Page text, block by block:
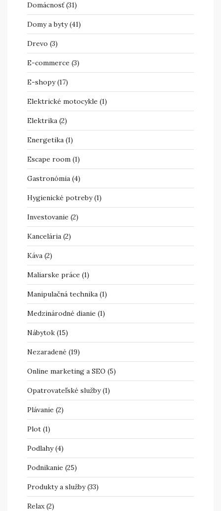
Domácnosť(31)
Domy a byty(41)
Drevo (3)
E-commerce (3)
E-shopy(17)
Elektrické motocykle (1)
Elektrika (2)
Energetika (1)
Escape room (1)
Gastronómia (4)
Hygienické potreby(1)
Investovanie (2)
Kancelária (2)
Káva (2)
Maliarske práce (1)
Manipulačná technika (1)
Medzinárodné dianie (1)
Nábytok (15)
Nezaradené (19)
Online marketing a SEO (5)
Opatrovateľské služby(1)
Plávanie (2)
Plot (1)
Podlahy(4)
Podnikanie (25)
Produkty a služby(33)
Relax(2)